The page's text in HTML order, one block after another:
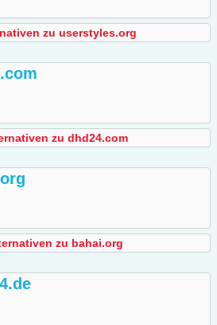
zu userstyles.org
zu dhd24.com
zu bahai.org